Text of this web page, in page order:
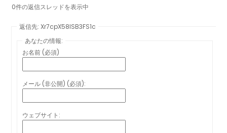
0件の返信スレッドを表示中
返信先: Xr7cpX58ISB3FS1c
あなたの情報:
お名前 (必須)
メール (非公開) (必須):
ウェブサイト: